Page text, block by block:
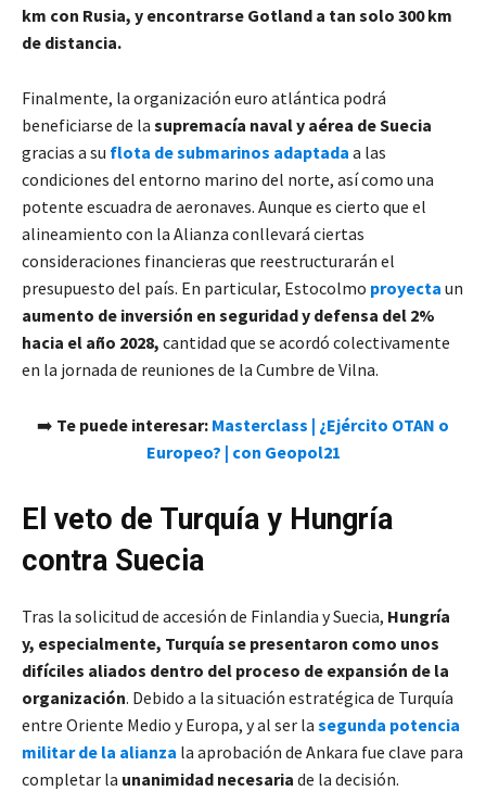
km con Rusia, y encontrarse Gotland a tan solo 300 km
de distancia.
Finalmente, la organización euro atlántica podrá
beneficiarse de la supremacía naval y aérea de Suecia
gracias a su flota de submarinos adaptada a las
condiciones del entorno marino del norte, así como una
potente escuadra de aeronaves. Aunque es cierto que el
alineamiento con la Alianza conllevará ciertas
consideraciones financieras que reestructurarán el
presupuesto del país. En particular, Estocolmo proyecta un
aumento de inversión en seguridad y defensa del 2%
hacia el año 2028, cantidad que se acordó colectivamente
en la jornada de reuniones de la Cumbre de Vilna.
➡️ Te puede interesar: Masterclass | ¿Ejército OTAN o
Europeo? | con Geopol21
El veto de Turquía y Hungría
contra Suecia
Tras la solicitud de accesión de Finlandia y Suecia, Hungría
y, especialmente, Turquía se presentaron como unos
difíciles aliados dentro del proceso de expansión de la
organización. Debido a la situación estratégica de Turquía
entre Oriente Medio y Europa, y al ser la segunda potencia
militar de la alianza la aprobación de Ankara fue clave para
completar la unanimidad necesaria de la decisión.